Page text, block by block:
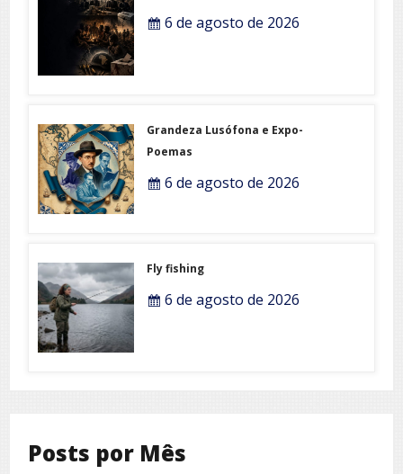
6 de agosto de 2026
Grandeza Lusófona e Expo-
Poemas
6 de agosto de 2026
Fly fishing
6 de agosto de 2026
Posts por Mês